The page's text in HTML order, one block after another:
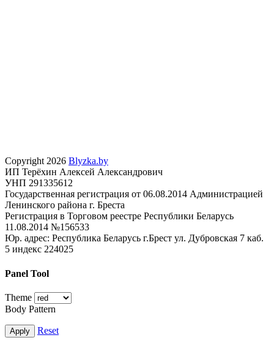
Copyright 2026 Blyzka.by
ИП Терёхин Алексей Александрович
УНП 291335612
Государственная регистрация от 06.08.2014 Администрацией
Ленинского района г. Бреста
Регистрация в Торговом реестре Республики Беларусь
11.08.2014 №156533
Юр. адрес: Республика Беларусь г.Брест ул. Дубровская 7 каб.
5 индекс 224025
Panel Tool
Theme
Body Pattern
Apply Reset